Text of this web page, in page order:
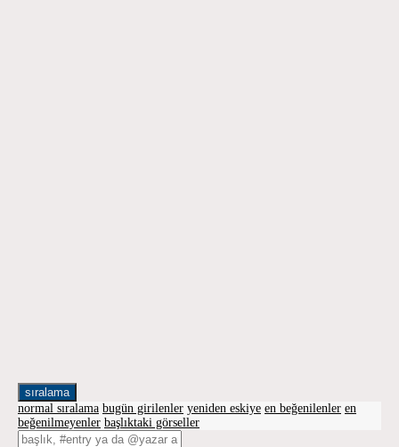
sıralama
normal sıralama bugün girilenler yeniden eskiye en beğenilenler en
beğenilmeyenler başlıktaki görseller